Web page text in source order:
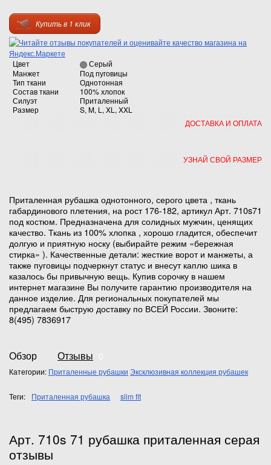
Купить в 1 клик
Цвет
Серый
Манжет
Под пуговицы
Тип ткани
Однотонная
Состав ткани
100% хлопок
Силуэт
Приталенный
Размер
S, M, L, XL, XXL
ДОСТАВКА И ОПЛАТА
УЗНАЙ СВОЙ РАЗМЕР
Приталенная рубашка однотонного, серого цвета , ткань
габардинового плетения, на рост 176-182, артикул Арт. 710s71
под костюм. Предназначена для солидных мужчин, ценящих
качество. Ткань из 100% хлопка , хорошо гладится, обеспечит
долгую и приятную носку (выбирайте режим «бережная
стирка» ). Качественные детали: жесткие ворот и манжеты, а
также пуговицы подчеркнут статус и внесут каплю шика в
казалось бы привычную вещь. Купив сорочку в нашем
интернет магазине Вы получите гарантию производителя на
данное изделие. Для региональных покупателей мы
предлагаем быструю доставку по ВСЕЙ России. Звоните:
8(495) 7836917
Обзор Отзывы
Категории: Приталенные рубашки Эксклюзивная коллекция рубашек
Теги: Приталенная рубашка slim fit
Арт. 710s 71 рубашка приталенная серая
отзывы